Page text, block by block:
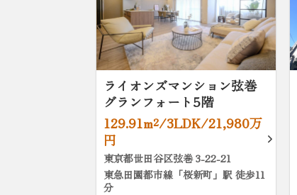
ライオンズマンション弦巻
グランフォート5階
129.91m²/3LDK/21,980万
円
東京都世田谷区弦巻 3-22-21
東急田園都市線「桜新町」駅 徒歩11
分